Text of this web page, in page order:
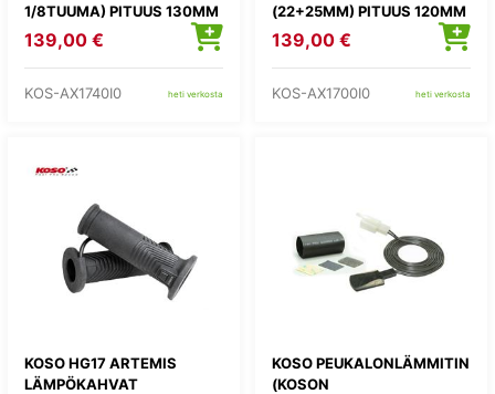
1/8TUUMA) PITUUS 130MM
139,00 €
KOS-AX1740I0 heti verkosta
(22+25MM) PITUUS 120MM
139,00 €
KOS-AX1700I0 heti verkosta
KOSO HG17 ARTEMIS
LÄMPÖKAHVAT
KOSO PEUKALONLÄMMITIN
(KOSON